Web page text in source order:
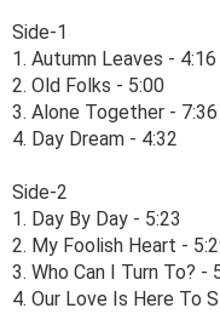
Side-1
1. Autumn Leaves - 4:16
2. Old Folks - 5:00
3. Alone Together - 7:36
4. Day Dream - 4:32
Side-2
1. Day By Day - 5:23
2. My Foolish Heart -
3. Who Can I Turn To? -
4. Our Love Is Here To